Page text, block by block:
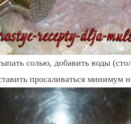
солью, добавить воды
просаливаться минимум